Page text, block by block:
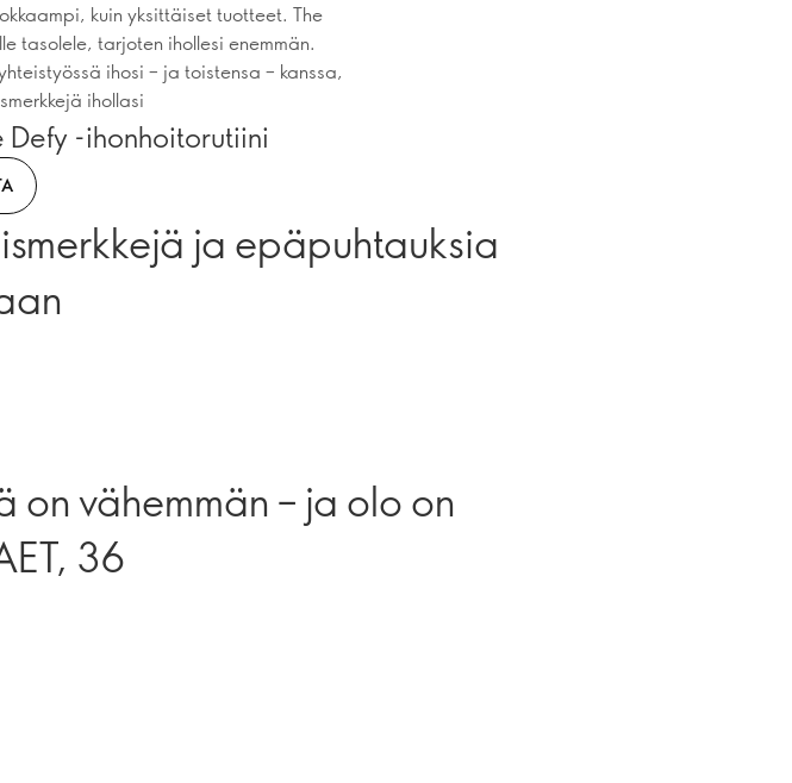
kuin yksittäiset tuotteet. The
tasolele, tarjoten ihollesi enemmän.
ihosi – ja toistensa – kanssa,
ihollasi
-ihonhoitorutiini
ja epäpuhtauksia
on vähemmän – ja olo on
36